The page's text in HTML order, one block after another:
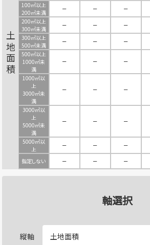
土地面積
100㎡以上
200㎡未満
－ － －
200㎡以上
300㎡未満
－ － －
300㎡以上
500㎡未満
－ － －
500㎡以上
1000㎡未
満
－ － －
1000㎡以
上
3000㎡未
満
－ － －
3000㎡以
上
5000㎡未
満
－ － －
5000㎡以
上
－ － －
指定しない － － －
軸選択
縦軸